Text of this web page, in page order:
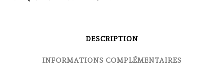
DESCRIPTION
INFORMATIONS COMPLÉMENTAIRES